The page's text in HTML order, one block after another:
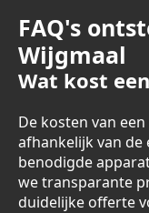
FAQ's
Wijgmaal
Wat kost
De kosten van een
afhankelijk van de
benodigde
we transparante
duidelijke offerte